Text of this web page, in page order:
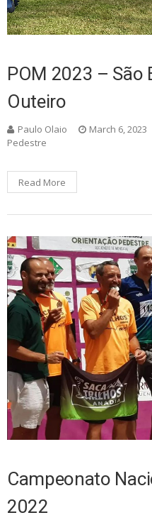
POM 2023 – São
Outeiro
Paulo Olaio March 6, 2023
Pedestre
Read More
Campeonato
2022